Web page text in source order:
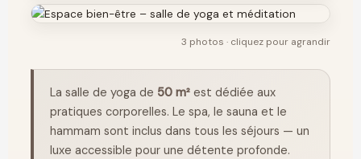
3 photos · cliquez pour agrandir
La salle de yoga de 50 m² est dédiée aux
pratiques corporelles. Le spa, le sauna et le
hammam sont inclus dans tous les séjours — un
luxe accessible pour une détente profonde.